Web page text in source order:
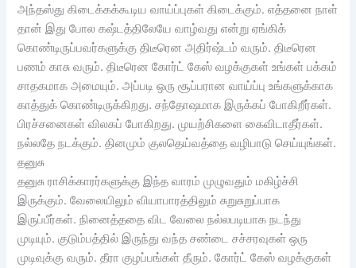
அந்தஸ்து கிடைக்கக்கூடிய வாய்ப்புகள் கிடைக்கும். எத்தனை நாள்
தான் இது போல கஷ்டத்திலேயே வாழ்வது என்று ஏங்கிக்
கொண்டிருப்பவர்களுக்கு திடீரென அதிர்ஷ்டம் வரும். திடீரென
பணம் காசு வரும். திடீரென கோர்ட் கேஸ் வழக்குகள் உங்கள் பக்கம்
சாதகமாக அமையும். அப்படி ஒரு சூப்பரான வாய்ப்பு உங்களுக்காக
காத்துக் கொண்டிருக்கிறது. சந்தோஷமாக இருக்கப் போகிறீர்கள்.
பிரச்சனைகள் விலகப் போகிறது. முயற்சிகளை கைவிடாதீர்கள்.
நல்லதே நடக்கும். தினமும் குலதெய்வத்தை வழிபாடு செய்யுங்கள்.
தனுசு
தனுசு ராசிக்காரர்களுக்கு இந்த வாரம் முழுவதும் மகிழ்ச்சி
இருக்கும். வேலையிலும் வியாபாரத்திலும் சுறுசுறுப்பாக
இருப்பீர்கள். நினைத்ததை விட வேலை நல்லபடியாக நடந்து
முடியும். குடும்பத்தில் இருந்து வந்த சண்டை சச்சரவுகள் ஒரு
முடிவுக்கு வரும். தீரா குழப்பங்கள் தீரும். கோர்ட் கேஸ் வழக்குகள்